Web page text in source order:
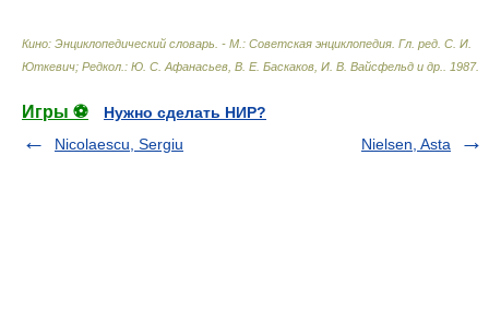
Кино: Энциклопедический словарь. - М.: Советская энциклопедия Гл. ред. С. И.
Юткевич; Редкол.: Ю. С. Афанасьев, В. Е. Баскаков, И. В. Вайсфельд и др.
1987.
Игры ⚽
Нужно сделать НИР?
Nicolaescu, Sergiu
Nielsen, Asta